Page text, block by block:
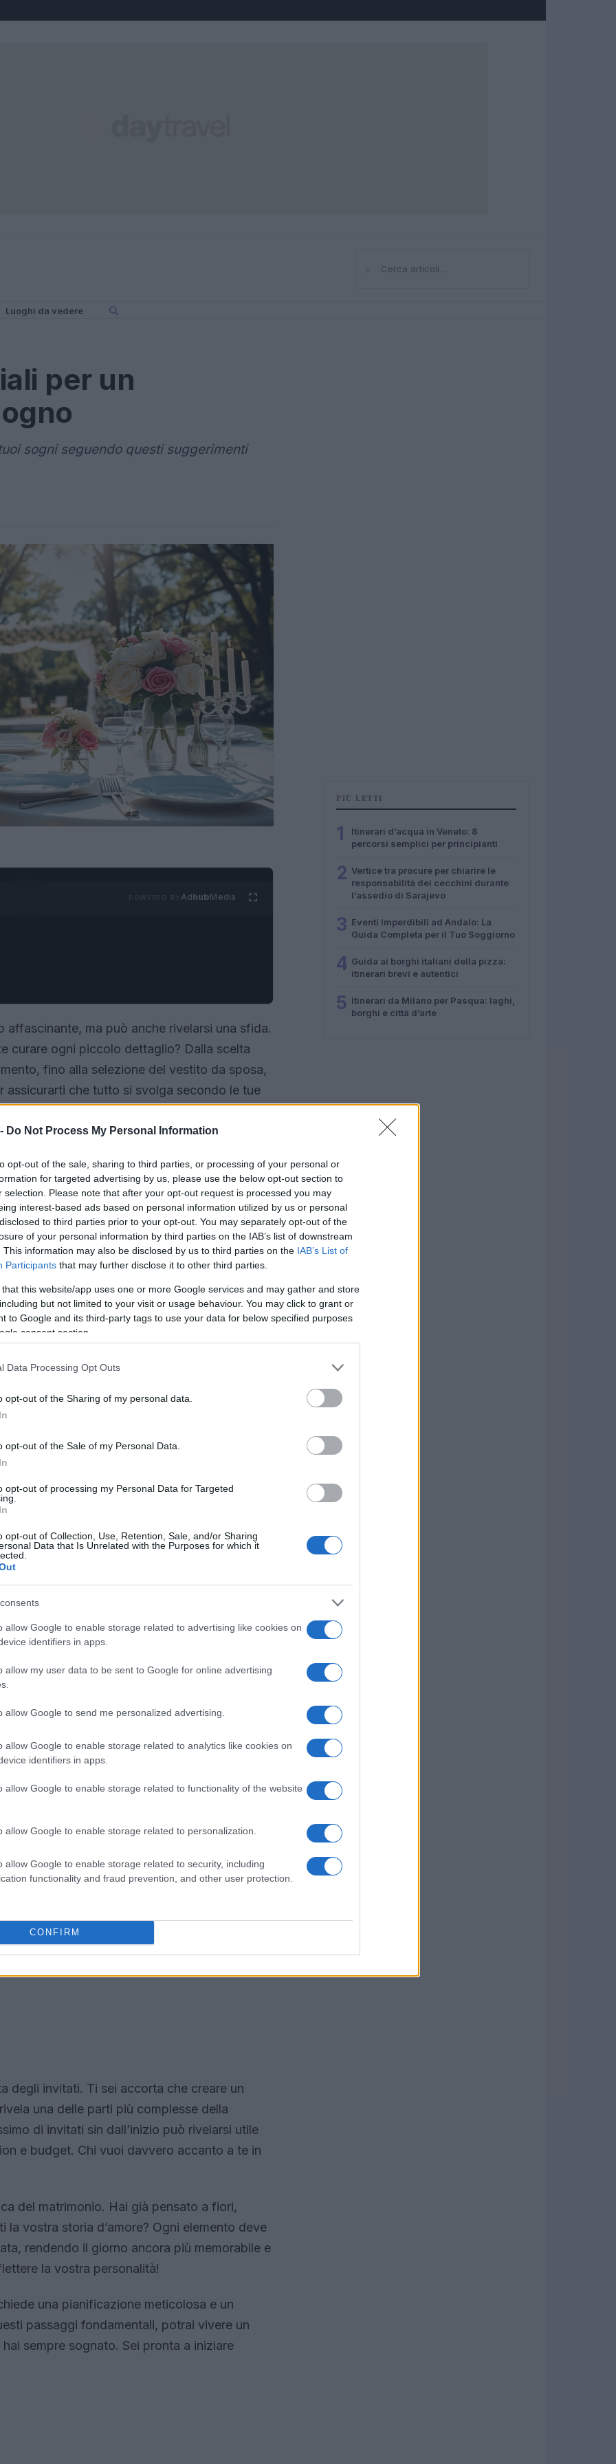
Do Not Process My Personal Information
opt-out of the sale, sharing to third parties, or processing of your personal or
for targeted advertising by us, please use the below opt-out section to
selection. Please note that after your opt-out request is processed you may
interest-based ads based on personal information utilized by us or personal
to third parties prior to your opt-out. You may separately opt-out of the
of your personal information by third parties on the IAB’s list of downstream
This information may also be disclosed by us to third parties on the IAB’s List of
Participants that may further disclose it to other third parties.
that this website/app uses one or more Google services and may gather and store
but not limited to your visit or usage behaviour. You may click to grant or
to Google and its third-party tags to use your data for below specified purposes
consent section.
Data Processing Opt Outs
opt-out of the Sharing of my personal data.
opt-out of the Sale of my Personal Data.
opt-out of processing my Personal Data for Targeted
opt-out of Collection, Use, Retention, Sale, and/or Sharing
Data that Is Unrelated with the Purposes for which it
allow Google to enable storage related to advertising like cookies on
identifiers in apps.
allow my user data to be sent to Google for online advertising
allow Google to send me personalized advertising.
allow Google to enable storage related to analytics like cookies on
identifiers in apps.
allow Google to enable storage related to functionality of the website
allow Google to enable storage related to personalization.
allow Google to enable storage related to security, including
functionality and fraud prevention, and other user protection.
CONFIRM
Cerca
Luoghi da vedere
per un
sogni seguendo questi suggerimenti
AdhubMedia
affascinante, ma può anche rivelarsi una sfida.
curare ogni piccolo dettaglio? Dalla scelta
fino alla selezione del vestito da sposa,
che tutto si svolga secondo le tue
passo dopo passo attraverso le fasi
speciale sia esattamente come lo hai sempre
Hai già in mente dove vorresti celebrare il
una location all’aperto immersa nella
rispecchiare il tuo stile e quello del tuo
della location può influenzare l’intera
è fondamentale per evitare sorprese e
il cuore di ogni sposa: il vestito. La scelta
quindi concediti il tempo per provare
sia importante sentirti a tuo agio oltre ad
muoverti liberamente e goderti ogni
necessari. Hai già fatto un giro di
per contrarre matrimonio? Ogni comune ha le
quali documenti sono richiesti e
eviterai spiacevoli sorprese dell’ultimo
davvero.
degli invitati. Ti sei accorta che creare un
una delle parti più complesse della
di invitati sin dall’inizio può rivelarsi utile
e budget. Chi vuoi davvero accanto a te in
del matrimonio. Hai già pensato a fiori,
la vostra storia d’amore? Ogni elemento deve
rendendo il giorno ancora più memorabile e
la vostra personalità!
una pianificazione meticolosa e un
passaggi fondamentali, potrai vivere un
sempre sognato. Sei pronta a iniziare
PIÙ LETTI
1
Itinerari d’acqua in Veneto: 8
percorsi semplici per principianti
2 Vertice tra procure per chiarire le
responsabilità dei cecchini durante
l’assedio di Sarajevo
3 Eventi Imperdibili ad Andalo: La
Guida Completa per il Tuo Soggiorno
4 Guida ai borghi italiani della pizza:
itinerari brevi e autentici
5 Itinerari da Milano per Pasqua: laghi,
borghi e città d’arte